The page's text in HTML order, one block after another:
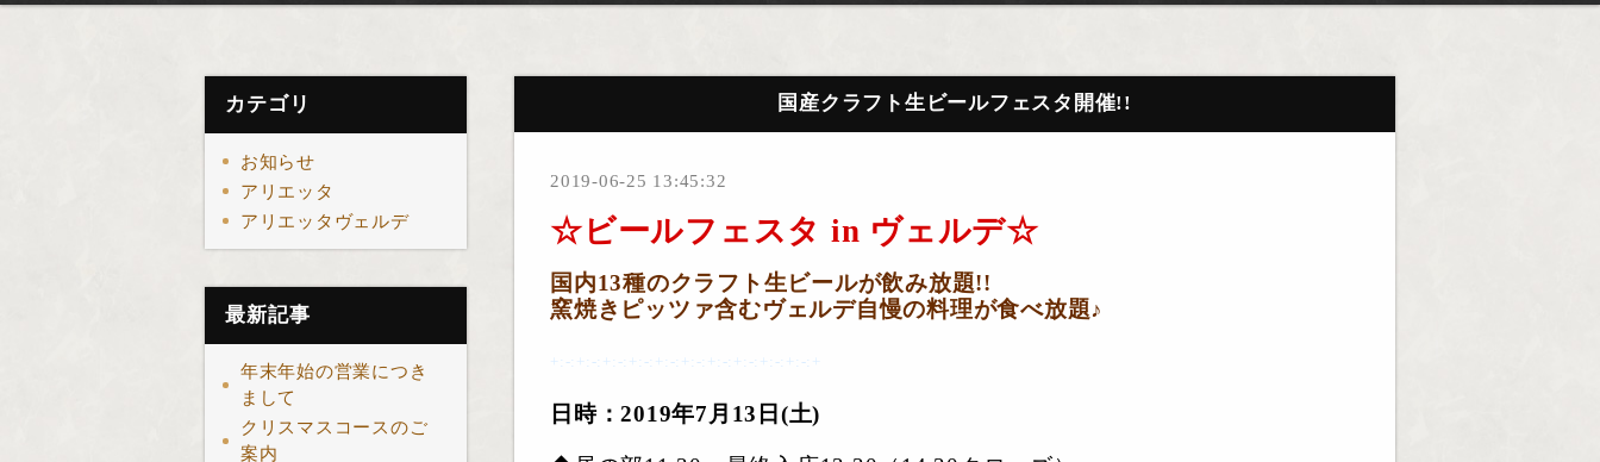
カテゴリ
お知らせ
アリエッタ
アリエッタヴェルデ
最新記事
年末年始の営業につき
まして
クリスマスコースのご
案内
国産クラフト生ビールフェスタ開催!!
2019-06-25 13:45:32
☆ビールフェスタ in ヴェルデ☆
国内13種のクラフト生ビールが飲み放題!!
窯焼きピッツァ含むヴェルデ自慢の料理が食べ放題♪
+:-:+:-:+:-:+:-:+:-:+:-:+:-:+:-:+:-:+:-:+
日時：2019年7月13日(土)